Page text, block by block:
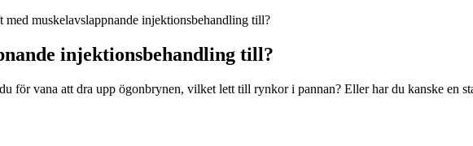
muskelavslappnande injektionsbehandling till?
injektionsbehandling till?
för vana att dra upp ögonbrynen, vilket lett till rynkor i pannan? Eller har du kanske en